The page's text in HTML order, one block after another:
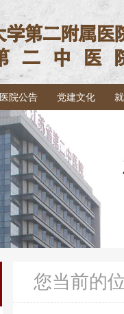
医院公告 党建文化
您当前的